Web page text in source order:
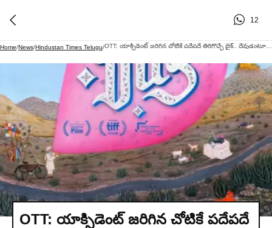
12
Home/News/Hindustan Times Telugu/
OTT: యాక్సిడెంట్ జరిగిన చోటికే పదేపదే